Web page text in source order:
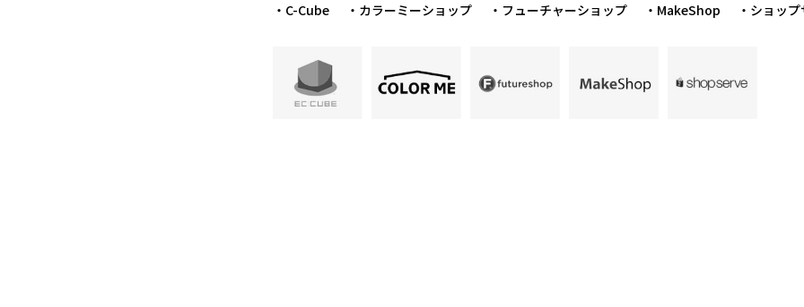
・C-Cube ・カラーミーショップ ・フューチャーショップ ・MakeShop ・ショッ